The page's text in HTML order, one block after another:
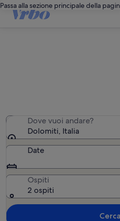
Passa alla sezione principale della
Dove vuoi andare?
Dolomiti, Italia
Date
Ospiti
2 ospiti
Cerca